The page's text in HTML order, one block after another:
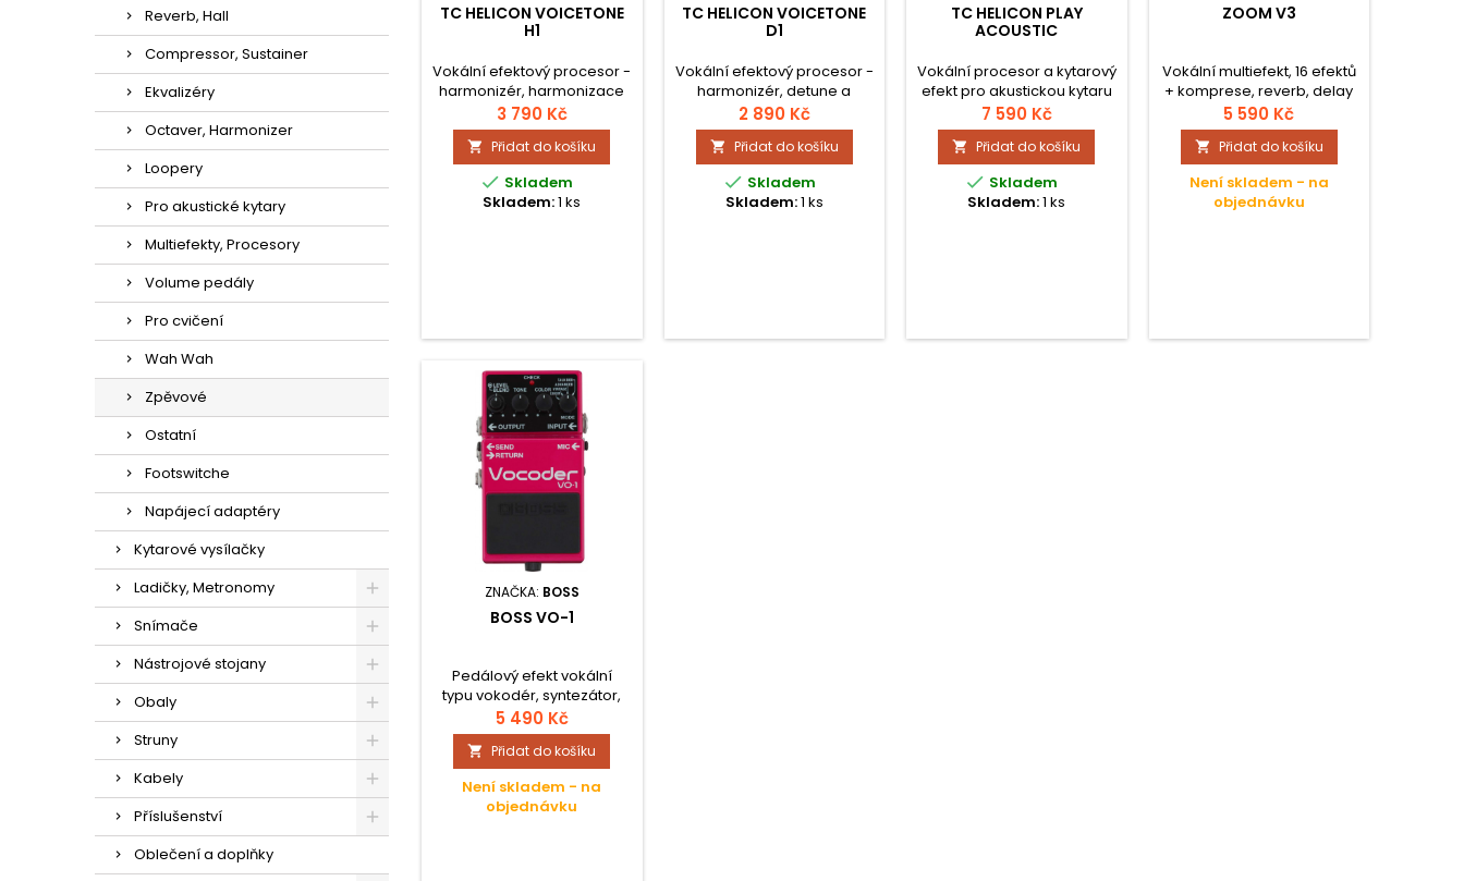
Reverb, Hall
Compressor, Sustainer
Ekvalizéry
Octaver, Harmonizer
Loopery
Pro akustické kytary
Multiefekty, Procesory
Volume pedály
Pro cvičení
Wah Wah
Zpěvové
Ostatní
Footswitche
Napájecí adaptéry
Kytarové vysílačky
Ladičky, Metronomy
Snímače
Nástrojové stojany
Obaly
Struny
Kabely
Příslušenství
Oblečení a doplňky
TC HELICON VOICETONE
H1
Vokální efektový procesor -
harmonizér, harmonizace
ručně nebo automatickou
detekcí kytarového vstupu.
3 790 Kč
 Přidat do košíku
 Skladem
Skladem:1 ks
TC HELICON VOICETONE
D1
Vokální efektový procesor -
harmonizér, detune a
zdvojování. 8 pracovních
režimů.
2 890 Kč
 Přidat do košíku
 Skladem
Skladem:1 ks
TC HELICON PLAY
ACOUSTIC
Vokální procesor a kytarový
efekt pro akustickou kytaru
v jednom.
7 590 Kč
 Přidat do košíku
 Skladem
Skladem:1 ks
ZOOM V3
Vokální multiefekt, 16 efektů
+ komprese, reverb, delay
a enhancer, USB MIDI,
možnost provozu na
baterie.
5 590 Kč
 Přidat do košíku
Není skladem - na
objednávku
ZNAČKA: BOSS
BOSS VO-1
Pedálový efekt vokální
typu vokodér, syntezátor,
talk box v odolném
kovovém těle, vybavený
ovládacími prvky Level
Blend, Tone, Color, Mode a
Mic Sens.
5 490 Kč
 Přidat do košíku
Není skladem - na
objednávku